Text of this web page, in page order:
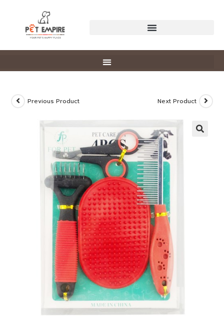
Previous Product Next Product